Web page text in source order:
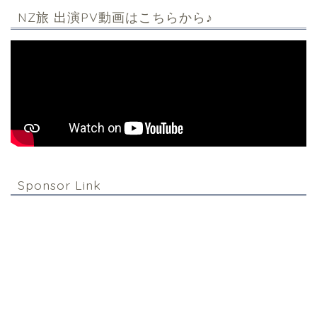
NZ旅 出演PV動画はこちらから♪
Sponsor Link